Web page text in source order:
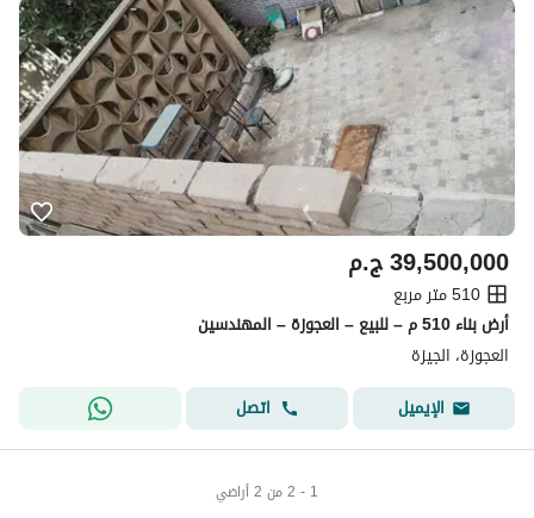
ج.م39,500,000
510 متر مربع
أرض بناء 510 م – للبيع – العجوزة – المهندسين
العجوزة، الجيزة
الإيميل
اتصل
1 - 2 من 2 أراضي